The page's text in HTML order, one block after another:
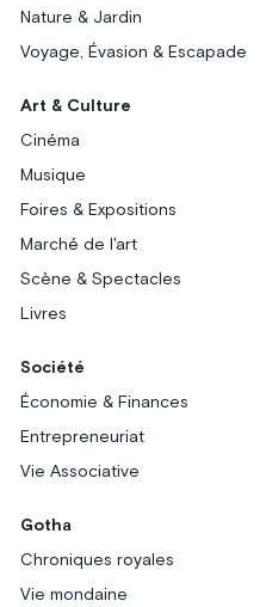
Nature & Jardin
Voyage, Évasion & Escapade
Art & Culture
Cinéma
Musique
Foires & Expositions
Marché de l'art
Scène & Spectacles
Livres
Société
Économie & Finances
Entrepreneuriat
Vie Associative
Gotha
Chroniques royales
Vie mondaine